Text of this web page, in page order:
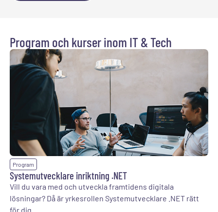
Program och kurser inom IT & Tech
Program
Systemutvecklare inriktning .NET
Vill du vara med och utveckla framtidens digitala
lösningar? Då är yrkesrollen Systemutvecklare .NET rätt
för dig.